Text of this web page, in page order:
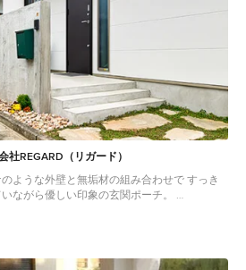
社REGARD（リガード）
のような外壁と無垢材の組み合わせで すっき
ながら優しい印象の玄関ポーチ。